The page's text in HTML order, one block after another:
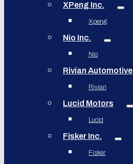
XPeng Inc.
Xpeng
Nio Inc.
Nio
Rivian Automotive
Rivian
Lucid Motors
Lucid
Fisker Inc.
Fisker